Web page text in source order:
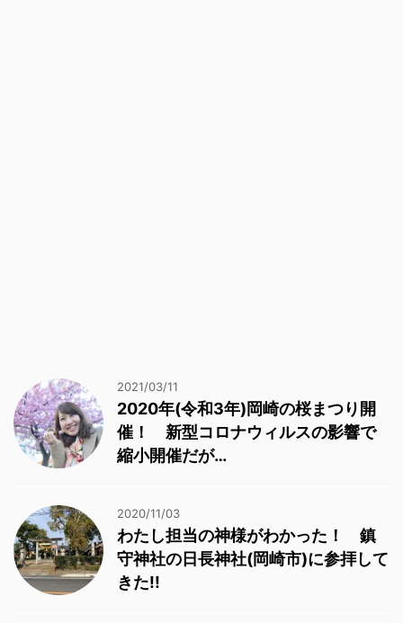
2021/03/11
2020年(令和3年)岡崎の桜まつり開
催！ 新型コロナウィルスの影響で
縮小開催だが…
2020/11/03
わたし担当の神様がわかった！ 鎮
守神社の日長神社(岡崎市)に参拝して
きた!!